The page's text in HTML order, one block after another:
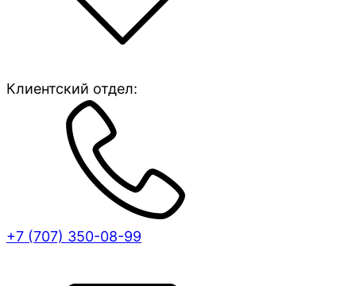
Клиентский отдел:
+7 (707) 350-08-99